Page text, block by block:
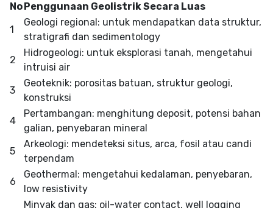
NoPenggunaan Geolistrik Secara Luas
1
Geologi regional: untuk mendapatkan data struktur,
stratigrafi dan sedimentology
2
Hidrogeologi: untuk eksplorasi tanah, mengetahui
intruisi air
3
Geoteknik: porositas batuan, struktur geologi,
konstruksi
4
Pertambangan: menghitung deposit, potensi bahan
galian, penyebaran mineral
5
Arkeologi: mendeteksi situs, arca, fosil atau candi
terpendam
6
Geothermal: mengetahui kedalaman, penyebaran,
low resistivity
Minyak dan gas: oil-water contact, well logging